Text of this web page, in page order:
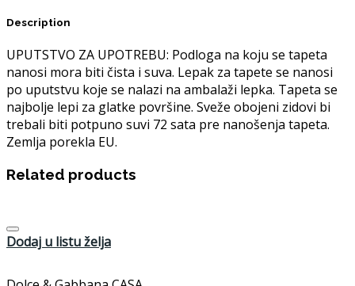
Description
UPUTSTVO ZA UPOTREBU: Podloga na koju se tapeta
nanosi mora biti čista i suva. Lepak za tapete se nanosi
po uputstvu koje se nalazi na ambalaži lepka. Tapeta se
najbolje lepi za glatke površine. Sveže obojeni zidovi bi
trebali biti potpuno suvi 72 sata pre nanošenja tapeta.
Zemlja porekla EU.
Related products
Dodaj u listu želja